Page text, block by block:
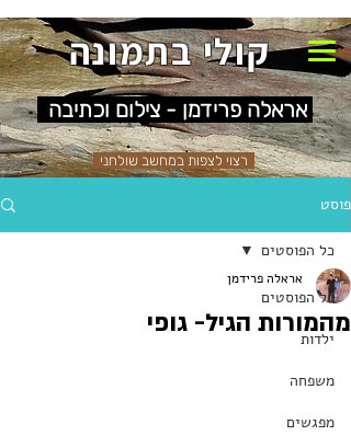
קולי בתמונה
אראלה פרידמן - צילום וכתיבה
רצוי לצפות במחשב שולחני
פוסט
כל הפוסטים
ילדות
משפחה
מפגשים
כל הפוסטים
מהמורות הגיל- גופי
אראלה פרידמן